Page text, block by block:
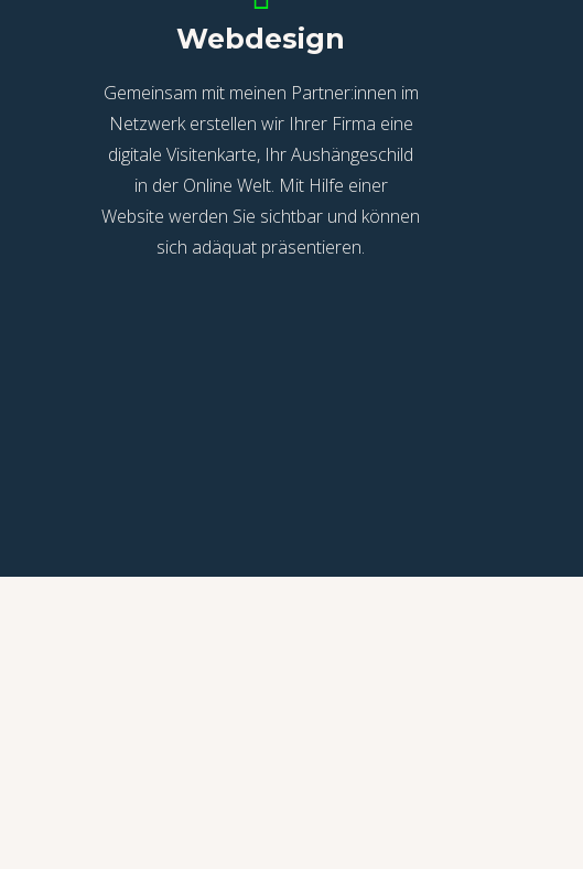
Webdesign
Gemeinsam mit meinen Partner:innen im
Netzwerk erstellen wir Ihrer Firma eine
digitale Visitenkarte, Ihr Aushängeschild
in der Online Welt. Mit Hilfe einer
Website werden Sie sichtbar und können
sich adäquat präsentieren.